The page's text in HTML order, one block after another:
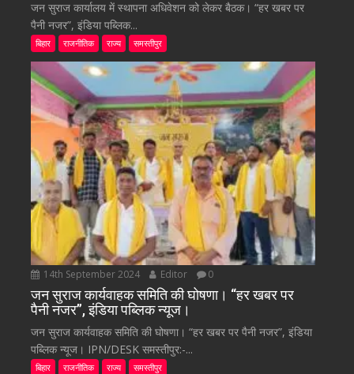
जन सुराज कार्यालय में स्थापना अधिवेशन को लेकर बैठक। “हर खबर पर
पैनी नजर”, इंडिया पब्लिक...
बिहार राजनीतिक राज्य समस्तीपुर
14th September 2024 Editor 0
जन सुराज कार्यवाहक समिति की घोषणा। “हर खबर पर
पैनी नजर”, इंडिया पब्लिक न्यूज।
जन सुराज कार्यवाहक समिति की घोषणा। “हर खबर पर पैनी नजर”, इंडिया
पब्लिक न्यूज। IPN/DESK समस्तीपुर:-...
बिहार राजनीतिक राज्य समस्तीपुर